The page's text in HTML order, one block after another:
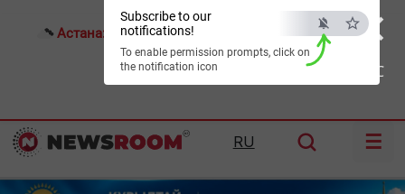
×
ESC
Subscribe to our
notifications!
To enable permission prompts, click on
the notification icon
Астана: 22°C Алматы: Шымкент:35°C
RU ☰